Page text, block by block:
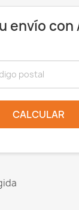
envío con
CALCULAR
deseos